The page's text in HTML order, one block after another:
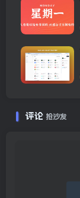
评论 抢沙发